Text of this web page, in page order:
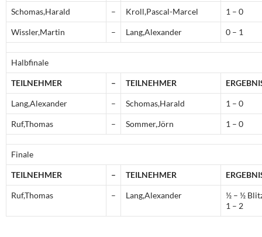
Schomas,Harald – Kroll,Pascal-Marcel 1 – 0
Wissler,Martin – Lang,Alexander 0 – 1
Halbfinale
TEILNEHMER – TEILNEHMER
Lang,Alexander – Schomas,Harald 1 – 0
Ruf,Thomas – Sommer,Jörn 1 – 0
Finale
TEILNEHMER – TEILNEHMER
Ruf,Thomas – Lang,Alexander
½ – ½
1 – 2